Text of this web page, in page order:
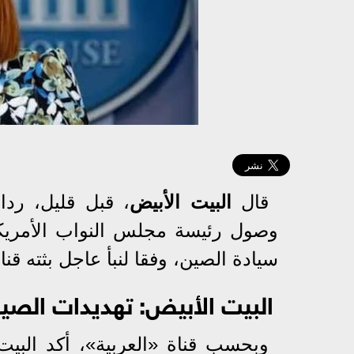
قال البيت الأبيض، قبل قليل،
وصول رئيسة مجلس النواب
سيادة الصين، وفقا لنبأ عاجل بثته
البيت الأبيض: تهديدات
وبحسب قناة «العربية»، أكد